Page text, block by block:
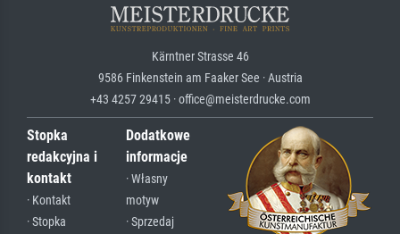
Kärntner Strasse 46
9586 Finkenstein am Faaker See · Austria
+43 4257 29415 · office@meisterdrucke.com
Stopka
redakcyjna i
kontakt
· Kontakt
· Stopka
Dodatkowe
informacje
· Własny
motyw
· Sprzedaj